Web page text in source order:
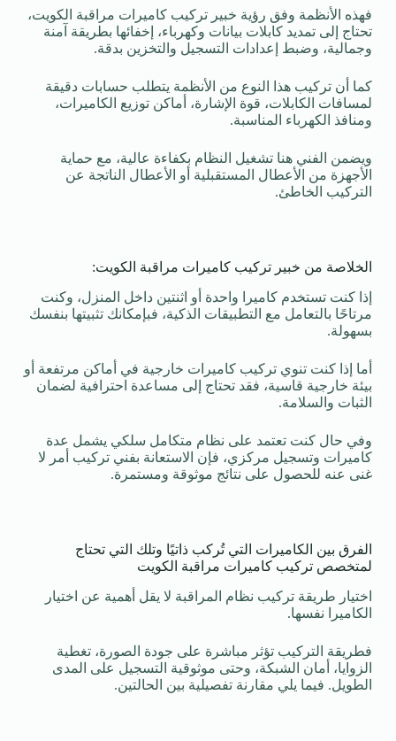
فهذه الأنظمة وفق رؤية خبير تركيب كاميرات مراقبة الكويت،
تحتاج إلى تمديد كابلات بيانات وكهرباء، إخفائها بطريقة آمنة
وجمالية، وضبط إعدادات التسجيل والتخزين بدقة.
كما أن تركيب هذا النوع من الأنظمة يتطلب حسابات دقيقة
لمسافات الكابلات، قوة الإشارة، أماكن توزيع الكاميرات،
ومنافذ الكهرباء المناسبة.
ويضمن الفني هنا تشغيل النظام بكفاءة عالية، مع حماية
الأجهزة من الأعطال المستقبلية أو الأعطال الناتجة عن
التركيب الخاطئ.
الخلاصة من خبير تركيب كاميرات مراقبة الكويت:
إذا كنت تستخدم كاميرا واحدة أو اثنتين داخل المنزل، وكنت
مرتاحًا بالتعامل مع التطبيقات الذكية، فبإمكانك تثبيتها بنفسك
بسهولة.
أما إذا كنت تنوي تركيب كاميرات خارجية في أماكن مرتفعة أو
بيئة خارجية قاسية، فقد تحتاج إلى مساعدة احترافية لضمان
الثبات والسلامة.
وفي حال كنت تعتمد على نظام متكامل سلكي يشمل عدة
كاميرات وتسجيل مركزي، فإن الاستعانة بفني تركيب أمر لا
غنى عنه للحصول على نتائج موثوقة ومستمرة.
الفرق بين الكاميرات التي تُركب ذاتيًا وتلك التي تحتاج
لمتخصص تركيب كاميرات مراقبة الكويت
اختيار طريقة تركيب نظام المراقبة لا يقل أهمية عن اختيار
الكاميرا نفسها.
فطريقة التركيب تؤثر مباشرة على جودة الصورة، تغطية
الزوايا، أمان الشبكة، وحتى موثوقية التسجيل على المدى
الطويل. فيما يلي مقارنة تفصيلية بين الحالتين.